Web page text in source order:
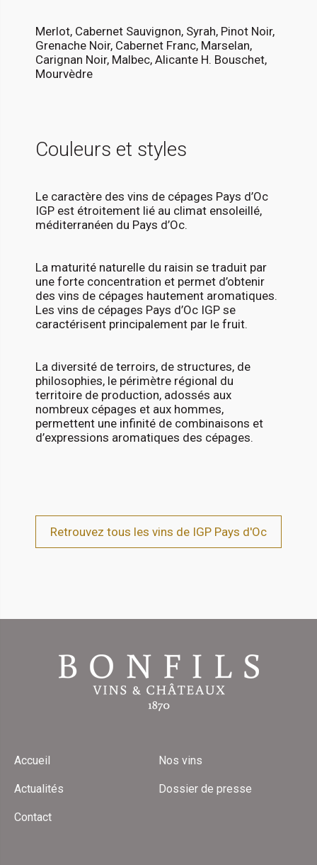
Merlot, Cabernet Sauvignon, Syrah, Pinot Noir,
Grenache Noir, Cabernet Franc, Marselan,
Carignan Noir, Malbec, Alicante H. Bouschet,
Mourvèdre
Couleurs et styles
Le caractère des vins de cépages Pays d’Oc
IGP est étroitement lié au climat ensoleillé,
méditerranéen du Pays d’Oc.
La maturité naturelle du raisin se traduit par
une forte concentration et permet d’obtenir
des vins de cépages hautement aromatiques.
Les vins de cépages Pays d’Oc IGP se
caractérisent principalement par le fruit.
La diversité de terroirs, de structures, de
philosophies, le périmètre régional du
territoire de production, adossés aux
nombreux cépages et aux hommes,
permettent une infinité de combinaisons et
d’expressions aromatiques des cépages.
Retrouvez tous les vins de IGP Pays d'Oc
Accueil Nos vins
Actualités Dossier de presse
Contact